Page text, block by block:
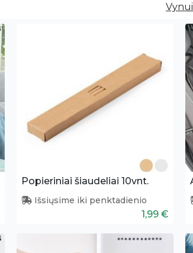
Vynui
Popieriniai šiaudeliai 10vnt.
Išsiųsime iki penktadienio
1,99 €